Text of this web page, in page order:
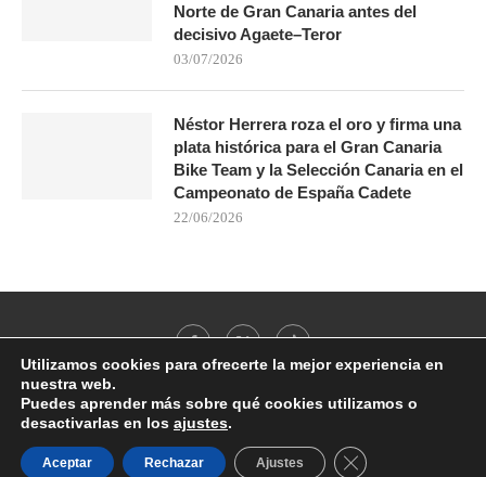
Norte de Gran Canaria antes del
decisivo Agaete–Teror
03/07/2026
Néstor Herrera roza el oro y firma una
plata histórica para el Gran Canaria
Bike Team y la Selección Canaria en el
Campeonato de España Cadete
22/06/2026
@2021 - All Right Reserved. Designed and Developed by
BACK TO TOP
Utilizamos cookies para ofrecerte la mejor experiencia en
nuestra web.
Puedes aprender más sobre qué cookies utilizamos o
desactivarlas en los ajustes.
Aceptar Rechazar Ajustes CERRAR EL